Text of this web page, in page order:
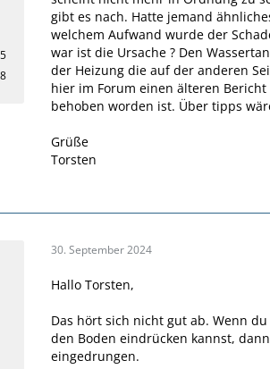
8
gibt es nach. Hatte jemand
welchem Aufwand wurde der
war ist die Ursache ? Den
der Heizung die auf der anderen
hier im Forum einen älteren
behoben worden ist. Über tipps
Grüße
Torsten
30. September 2024
Hallo Torsten,
Das hört sich nicht gut ab. Wenn
den Boden eindrücken kannst,
eingedrungen.